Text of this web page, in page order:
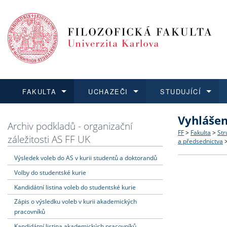
FAKULTA
Dozvědět se více
Struktura
UCHAZEČI
Podat přihlášku
Co
STUDUJÍCÍ
Dozvědět se více
Dozvědět se více
O vědě a
Dozvědět se více
Aktuální
Archiv podkladů - organizační
záležitosti AS FF UK
Výsledek voleb do AS v kurii studentů a doktorandů
Volby do studentské kurie
Kandidátní listina voleb do studentské kurie
Zápis o výsledku voleb v kurii akademických
pracovníků
FF > Fakulta >
a předsednictva